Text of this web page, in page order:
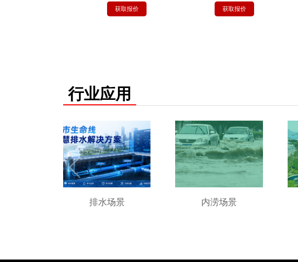
获取报价 获取报价
行业应用
排水场景 内涝场景